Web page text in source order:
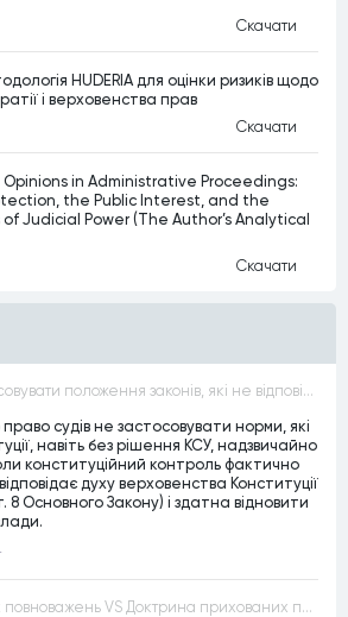
Скачати
HUDERIA для оцінки ризиків щодо
і верховенства прав
Скачати
Opinions in Administrative Proceedings:
the Public Interest, and the
Judicial Power (The Author’s Analytical
Скачати
Суди не мають застосовувати положення законів, які не відповідають Конституції, незалежно від того, чи визнавалися вони Конституційним Судом України неконституційними, тобто закони, що суперечать Конституції України не можуть застосовуватися навіть у випадках, коли вони є чинними
судів не застосовувати норми, які
навіть без рішення КСУ, надзвичайно
конституційний контроль фактично
духу верховенства Конституції
8 Основного Закону) і здатна відновити
Доктрина виключних повноважень VS Доктрина прихованих повноважень